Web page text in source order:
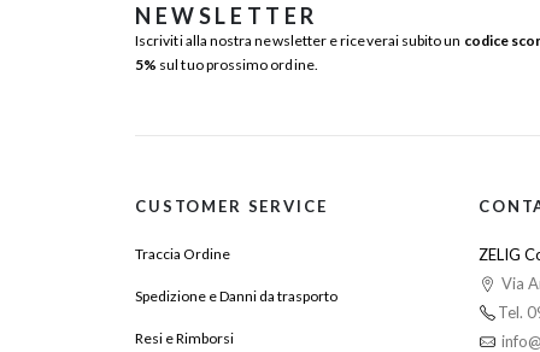
NEWSLETTER
Iscriviti alla nostra newsletter e riceverai subito un codice
5% sul tuo prossimo ordine.
CUSTOMER SERVICE
Traccia Ordine
Spedizione e Danni da trasporto
Resi e Rimborsi
ZELIG
Via
Tel.